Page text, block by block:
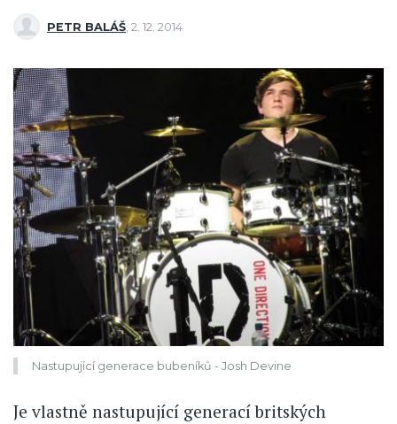
PETR BALÁŠ 2. 12. 2014
Nastupující generace bubeníků - Josh Devine
Je vlastně nastupující generací britských